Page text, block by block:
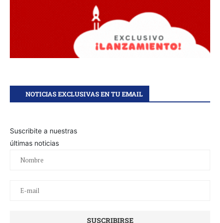
NOTICIAS EXCLUSIVAS EN TU EMAIL
Suscribite a nuestras
últimas noticias